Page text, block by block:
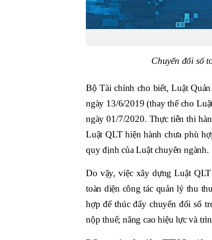
Chuyển đổi số
Bộ Tài chính cho biết, Luật
ngày 13/6/2019 (thay thế cho
ngày 01/7/2020. Thực tiễn thi
Luật QLT hiện hành chưa phù
quy định của Luật chuyên ngành.
Do vậy, việc xây dựng Luật
toàn diện công tác quản lý thu
hợp để thúc đẩy chuyển đổi số
nộp thuế; nâng cao hiệu lực và